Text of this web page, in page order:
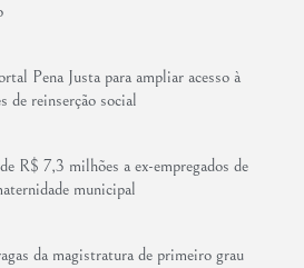
Pena Justa para ampliar acesso à
de reinserção social
R$ 7,3 milhões a ex-empregados de
municipal
da magistratura de primeiro grau